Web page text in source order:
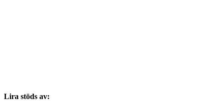
Lira stöds av: